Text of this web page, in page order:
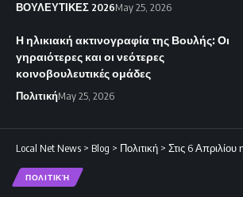
ΒΟΥΛΕΥΤΙΚΕΣ 2026May 25, 2026
Η ηλικιακή ακτινογραφία της Βουλής: Οι
γηραιότερες και οι νεότερες
κοινοβουλευτικές ομάδες
ΠολιτικήMay 25, 2026
Local Net News > Blog > Πολιτική > Στις 6 Απριλίου η νέα
ΠΟΛΙΤΙΚΉ